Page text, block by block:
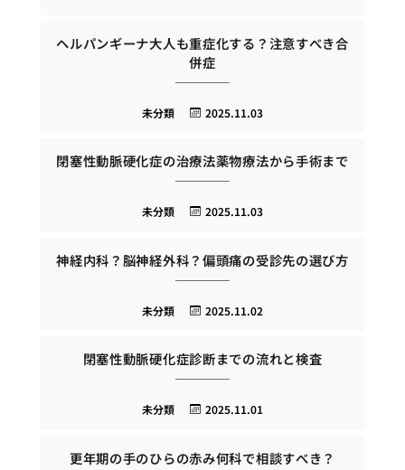
ヘルパンギーナ大人も重症化する？注意すべき合
併症
2025.11.03
未分類
閉塞性動脈硬化症の治療法薬物療法から手術まで
2025.11.03
未分類
神経内科？脳神経外科？偏頭痛の受診先の選び方
2025.11.02
未分類
閉塞性動脈硬化症診断までの流れと検査
2025.11.01
未分類
更年期の手のひらの赤み何科で相談すべき？